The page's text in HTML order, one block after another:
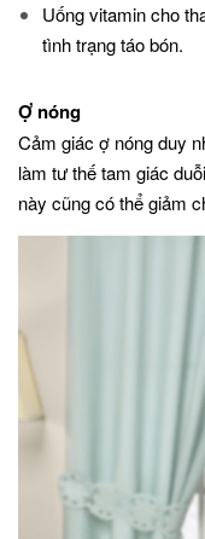
Uống vitamin cho
tình trạng táo bón.
Ợ nóng
Cảm giác ợ nóng duy
làm tư thế tam giác
này cũng có thể giảm